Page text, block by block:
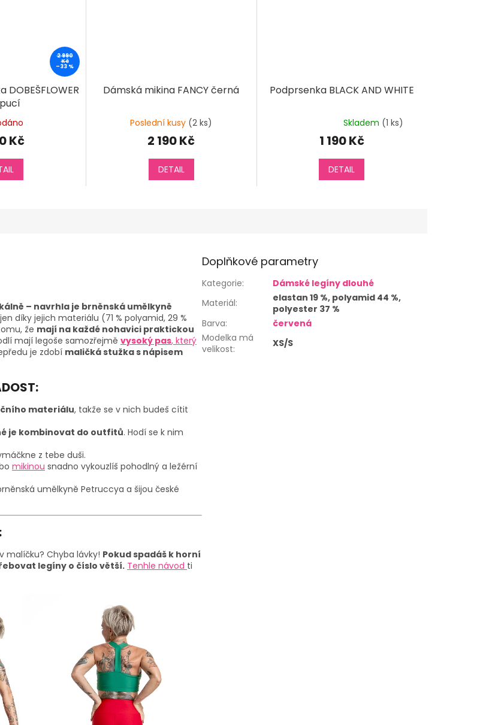
2 990
Kč
–33 %
Kč
Dámská mikina FANCY černá
Poslední kusy (2 ks)
2 190 Kč
DETAIL
Podprsenka BLACK AND WHITE
hodnocení
produktu
Skladem (1 ks)
1 190 Kč
DETAIL
– navrhla je brněnská umělkyně
díky jejich materiálu (71 % polyamid, 29 %
že mají na každé nohavici praktickou
mají legoše samozřejmě vysoký pas, který
je zdobí maličká stužka s nápisem
materiálu, takže se v nich budeš cítit
je kombinovat do outfitů. Hodí se k nim
z tebe duši.
mikinou snadno vykouzlíš pohodlný a ležérní
umělkyně Petruccya a šijou české
malíčku? Chyba lávky! Pokud spadáš k horní
legíny o číslo větší. Tenhle návod ti
Doplňkové parametry
Kategorie:
Dámské legíny dlouhé
Materiál:
elastan 19 %, polyamid 44 %,
polyester 37 %
Barva:
červená
Modelka má
velikost: XS/S